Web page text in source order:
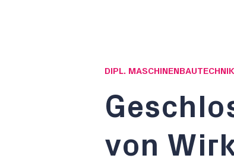
DIPL.
von